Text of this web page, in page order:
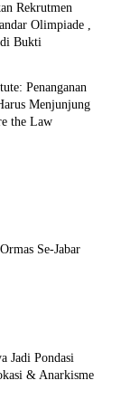
Rekrutmen
Olimpiade ,
Bukti
Penanganan
Menjunjung
the Law
Se-Jabar
Jadi Pondasi
& Anarkisme